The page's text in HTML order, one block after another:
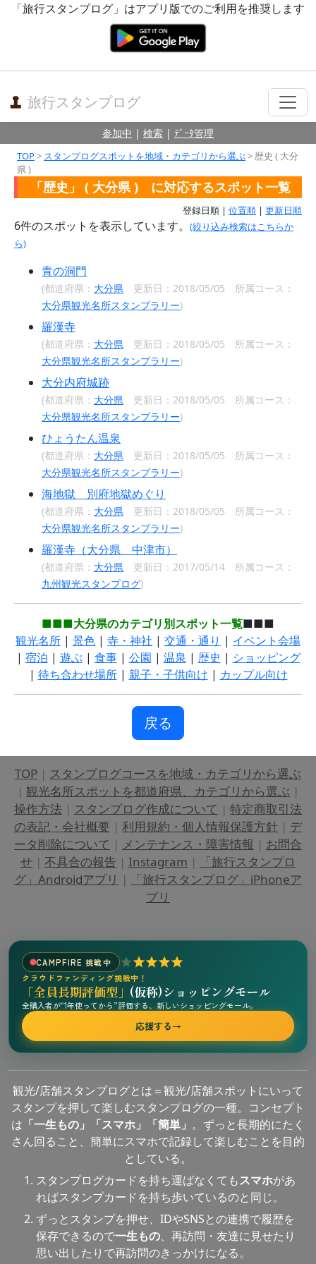
「旅行スタンプログ」はアプリ版でのご利用を推奨します
旅行スタンプログ
参加中 | 検索 | ﾃﾞｰﾀ管理
TOP> スタンプログスポットを地域・カテゴリから選ぶ> 歴史 ( 大分
県 )
「歴史」 ( 大分県 ) に対応するスポット一覧
登録日順 | 位置順 | 更新日順
6件のスポットを表示しています。
(絞り込み検索はこちらか
ら)
青の洞門
(都道府県： 大分県 更新日：2018/05/05 所属コース：
大分県観光名所スタンプラリー)
羅漢寺
(都道府県： 大分県 更新日：2018/05/05 所属コース：
大分県観光名所スタンプラリー)
大分内府城跡
(都道府県： 大分県 更新日：2018/05/05 所属コース：
大分県観光名所スタンプラリー)
ひょうたん温泉
(都道府県： 大分県 更新日：2018/05/05 所属コース：
大分県観光名所スタンプラリー)
海地獄 別府地獄めぐり
(都道府県： 大分県 更新日：2018/05/05 所属コース：
大分県観光名所スタンプラリー)
羅漢寺（大分県 中津市）
(都道府県： 大分県 更新日：2017/05/14 所属コース：
九州観光スタンプログ)
■■■大分県のカテゴリ別スポット一覧■■■
観光名所 | 景色 | 寺・神社 | 交通・通り | イベント会場
| 宿泊 | 遊ぶ| 食事| 公園 | 温泉 | 歴史 | ショッピング
| 待ち合わせ場所| 親子・子供向け | カップル向け
戻る
TOP | スタンプログコースを地域・カテゴリから選ぶ
| 観光名所スポットを都道府県、カテゴリから選ぶ |
操作方法 | スタンプログ作成について | 特定商取引法
の表記・会社概要 | 利用規約・個人情報保護方針 | デ
ータ削除について | メンテナンス・障害情報 | お問合
せ | 不具合の報告 | Instagram |
「旅行スタンプロ
グ」Androidアプリ |
「旅行スタンプログ」iPhoneア
プリ
CAMPFIRE 挑戦中
クラウドファンディング挑戦中！
「全員長期評価型」 (仮称)ショッピングモール
全購入者が“1年使ってから”評価する、新しいショッピングモール。
応援する→
観光/店舗スタンプログとは＝観光/店舗スポットにいって
スタンプを押して楽しむスタンプログの一種。コンセプト
は 「一生もの」「スマホ」「簡単」 。ずっと長期的にたく
さん回ること、簡単にスマホで記録して楽しむことを目的
としている。
スタンプログカードを持ち運ばなくてもスマホがあ
ればスタンプカードを持ち歩いているのと同じ。
ずっとスタンプを押せ、IDやSNSとの連携で履歴を
保存できるので一生もの、再訪問・友達に見せたり
思い出したりで再訪問のきっかけになる。